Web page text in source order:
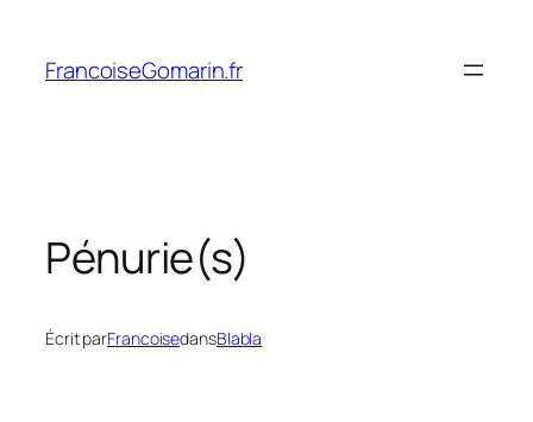
contenu
FrancoiseGomarin.fr
Pénurie(s)
Écrit parFrancoisedansBlabla